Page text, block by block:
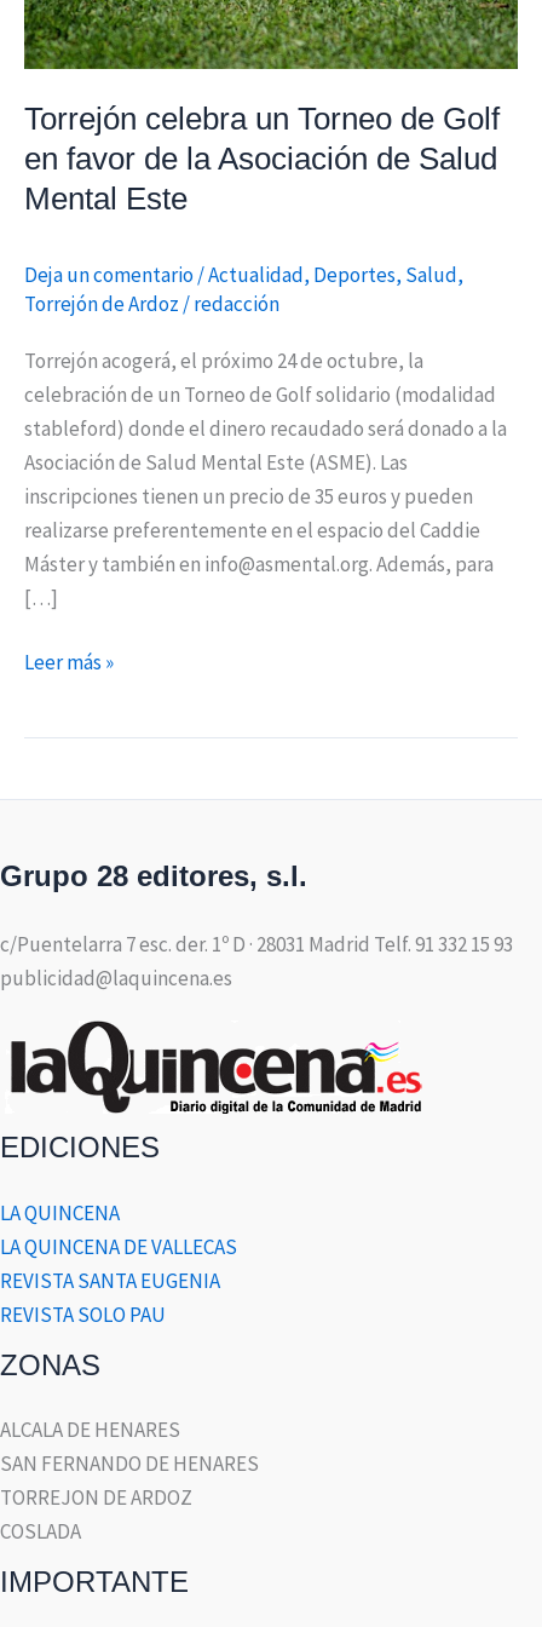
Torrejón celebra un Torneo de Golf
en favor de la Asociación de Salud
Mental Este
Deja un comentario/Actualidad, Deportes, Salud,
Torrejón de Ardoz/redacción
Torrejón acogerá, el próximo 24 de octubre, la
celebración de un Torneo de Golf solidario (modalidad
stableford) donde el dinero recaudado será donado a la
Asociación de Salud Mental Este (ASME). Las
inscripciones tienen un precio de 35 euros y pueden
realizarse preferentemente en el espacio del Caddie
Máster y también en info@asmental.org. Además, para
[…]
de
la
de
Salud
Mental
Leer más »
Grupo 28 editores, s.l.
c/Puentelarra 7 esc. der. 1º D · 28031 Madrid Telf. 91 332 15 93
publicidad@laquincena.es
EDICIONES
LA QUINCENA
LA QUINCENA DE VALLECAS
REVISTA SANTA EUGENIA
REVISTA SOLO PAU
ZONAS
ALCALA DE HENARES
SAN FERNANDO DE HENARES
TORREJON DE ARDOZ
COSLADA
IMPORTANTE